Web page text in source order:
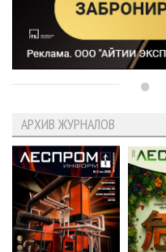
АРХИВ ЖУРНАЛОВ